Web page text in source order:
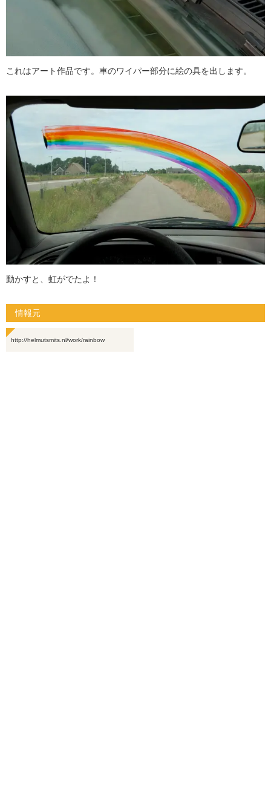
これはアート作品です。車のワイパー部分に絵の具を出します。
動かすと、虹がでたよ！
情報元
http://helmutsmits.nl/work/rainbow